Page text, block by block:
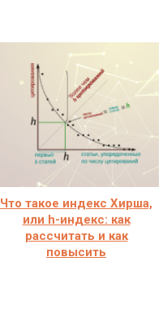
Что такое индекс Хирша,
или h-индекс: как
рассчитать и как
повысить